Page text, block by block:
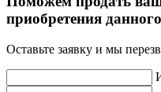
приобретения
Оставьте заявку и мы